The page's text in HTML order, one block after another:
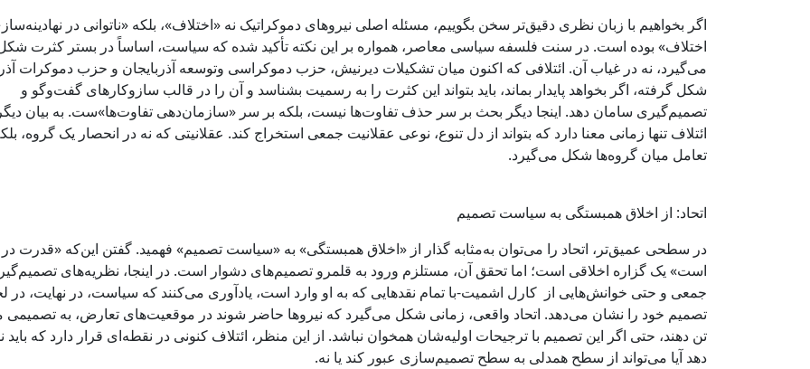
اگر بخواهیم با زبان نظری دقیق‌تر سخن بگوییم، مسئله اصلی نیروهای دموکراتیک نه «اختلاف»، بلکه «ناتوانی در
اختلاف» بوده است. در سنت فلسفه سیاسی معاصر، همواره بر این نکته تأکید شده که سیاست، اساساً در بستر کثرت
می‌گیرد، نه در غیاب آن. ائتلافی که اکنون میان تشکیلات دیرنیش، حزب دموکراسی و‌توسعه آذربایجان و حزب دموکرات
شکل گرفته، اگر بخواهد پایدار بماند، باید بتواند این کثرت را به رسمیت بشناسد و آن را در قالب سازوکارهای گفت‌وگو و
تصمیم‌گیری سامان دهد. اینجا دیگر بحث بر سر حذف تفاوت‌ها نیست، بلکه بر سر «سازمان‌دهی تفاوت‌ها»ست. به بیان
ائتلاف تنها زمانی معنا دارد که بتواند از دل تنوع، نوعی عقلانیت جمعی استخراج کند. عقلانیتی که نه در انحصار یک گروه،
تعامل میان گروه‌ها شکل می‌گیرد.
اتحاد: از اخلاق همبستگی به سیاست تصمیم
در سطحی عمیق‌تر، اتحاد را می‌توان به‌مثابه گذار از «اخلاق همبستگی» به «سیاست تصمیم» فهمید. گفتن این‌که «قدرت در
است» یک گزاره اخلاقی است؛ اما تحقق آن، مستلزم ورود به قلمرو تصمیم‌های دشوار است. در اینجا، نظریه‌های
جمعی و حتی خوانش‌هایی از کارل اشمیت-با تمام نقدهایی که به او وارد است، یادآوری می‌کنند که سیاست، در نهایت، در
تصمیم خود را نشان می‌دهد. اتحاد واقعی، زمانی شکل می‌گیرد که نیروها حاضر شوند در موقعیت‌های تعارض، به
تن دهند، حتی اگر این تصمیم با ترجیحات اولیه‌شان همخوان نباشد. از این منظر، ائتلاف کنونی در نقطه‌ای قرار دارد که باید
دهد آیا می‌تواند از سطح همدلی به سطح تصمیم‌سازی عبور کند یا نه.